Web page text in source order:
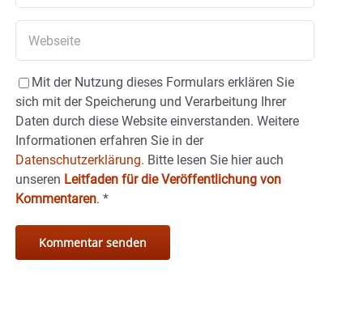
Mit der Nutzung dieses Formulars erklären Sie
sich mit der Speicherung und Verarbeitung Ihrer
Daten durch diese Website einverstanden. Weitere
Informationen erfahren Sie in der
Datenschutzerklärung. Bitte lesen Sie hier auch
unseren Leitfaden für die Veröffentlichung von
Kommentaren. *